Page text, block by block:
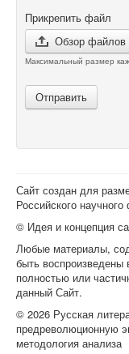
Прикрепить файл
Обзор файлов
Максимальный размер
Отправить
Сайт создан для
Российского
© Идея и концепция
Любые материалы,
быть
полностью или
данный Сайт.
© 2026 Русская
предреволюционную
методология анализа